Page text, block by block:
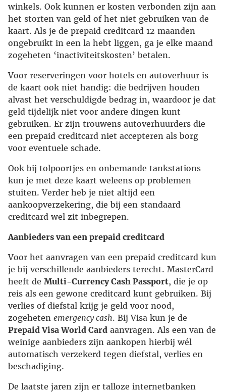
winkels. Ook kunnen er kosten verbonden zijn aan
het storten van geld of het niet gebruiken van de
kaart. Als je de prepaid creditcard 12 maanden
ongebruikt in een la hebt liggen, ga je elke maand
zogeheten ‘inactiviteitskosten’ betalen.
Voor reserveringen voor hotels en autoverhuur is
de kaart ook niet handig: die bedrijven houden
alvast het verschuldigde bedrag in, waardoor je dat
geld tijdelijk niet voor andere dingen kunt
gebruiken. Er zijn trouwens autoverhuurders die
een prepaid creditcard niet accepteren als borg
voor eventuele schade.
Ook bij tolpoortjes en onbemande tankstations
kun je met deze kaart weleens op problemen
stuiten. Verder heb je niet altijd een
aankoopverzekering, die bij een standaard
creditcard wel zit inbegrepen.
Aanbieders van een prepaid creditcard
Voor het aanvragen van een prepaid creditcard kun
je bij verschillende aanbieders terecht. MasterCard
heeft de Multi-Currency Cash Passport, die je op
reis als een gewone creditcard kunt gebruiken. Bij
verlies of diefstal krijg je geld voor nood,
zogeheten emergency cash. Bij Visa kun je de
Prepaid Visa World Card aanvragen. Als een van de
weinige aanbieders zijn aankopen hierbij wél
automatisch verzekerd tegen diefstal, verlies en
beschadiging.
De laatste jaren zijn er talloze internetbanken